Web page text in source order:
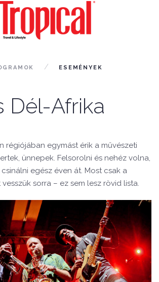
ESEMÉNYEK
Dél-Afrika
régiójában egymást érik a művészeti
ünnepek. Felsorolni és nehéz volna,
egész éven át. Most csak a
sorra – ez sem lesz rövid lista.